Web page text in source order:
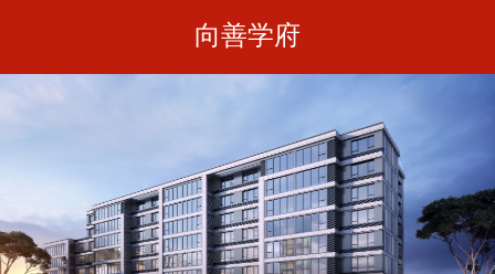
向善学府